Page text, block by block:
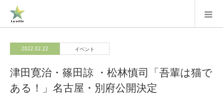
2022.02.22 イベント
津田寛治・篠田諒 ・松林慎司「吾輩は猫で
ある！」名古屋・別府公開決定